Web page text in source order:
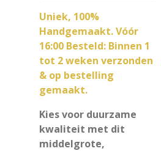
Uniek, 100%
Handgemaakt. Vóór
16:00 Besteld: Binnen 1
tot 2 weken verzonden
& op bestelling
gemaakt.
Kies voor duurzame
kwaliteit met dit
middelgrote,